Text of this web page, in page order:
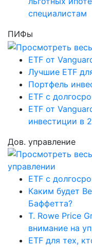
специалистам
ПИФы
ETF от
Лучшие ETF
Портфель
ETF с
ETF от
инвестиции в
Дов. управление
ETF с
Каким будет
Баффетта?
T. Rowe Price
внимание на
ETF для тех,